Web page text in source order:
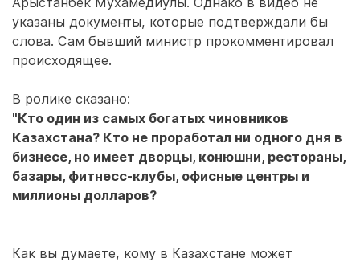
указаны документы, которые подтверждали бы
слова. Сам бывший министр прокомментировал
происходящее.
В ролике сказано:
"Кто один из самых богатых чиновников
Казахстана? Кто не проработал ни одного дня в
бизнесе, но имеет дворцы, конюшни, рестораны,
базары, фитнесс-клубы, офисные центры и
миллионы долларов?
Как вы думаете, кому в Казахстане может